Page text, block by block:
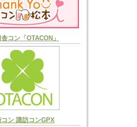
コン「OTACON」
ン 諏訪コンGPX